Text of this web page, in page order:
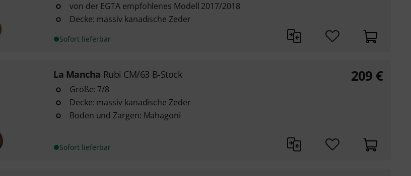
von der EGTA empfohlenes Modell 2017/2018
Decke: massiv kanadische Zeder
Sofort lieferbar
La Mancha Rubi CM/63 B-Stock
Größe: 7/8
Decke: massiv kanadische Zeder
Boden und Zargen: Mahagoni
Sofort lieferbar
209 €